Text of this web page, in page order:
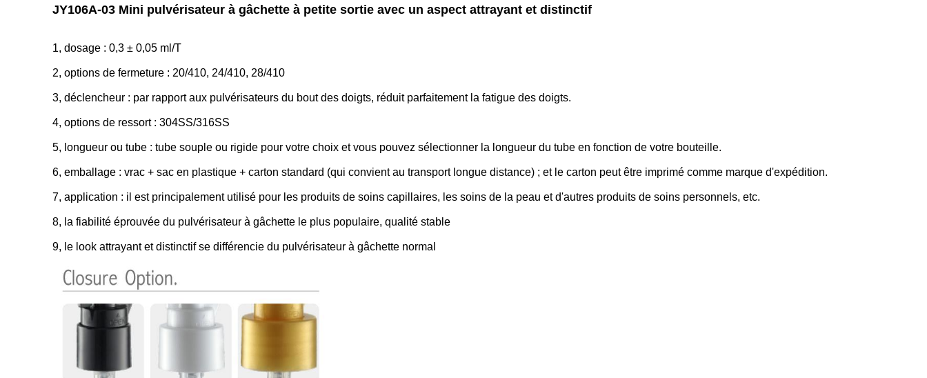
JY106A-03 Mini pulvérisateur à gâchette à petite sortie avec un aspect attrayant et distinctif
1, dosage : 0,3 ± 0,05 ml/T
2, options de fermeture : 20/410, 24/410, 28/410
3, déclencheur : par rapport aux pulvérisateurs du bout des doigts, réduit parfaitement la fatigue des doigts.
4, options de ressort : 304SS/316SS
5, longueur ou tube : tube souple ou rigide pour votre choix et vous pouvez sélectionner la longueur du tube en fonction de votre bouteille.
6, emballage : vrac + sac en plastique + carton standard (qui convient au transport longue distance) ; et le carton peut être imprimé comme marque d'expédition.
7, application : il est principalement utilisé pour les produits de soins capillaires, les soins de la peau et d'autres produits de soins personnels, etc.
8, la fiabilité éprouvée du pulvérisateur à gâchette le plus populaire, qualité stable
9, le look attrayant et distinctif se différencie du pulvérisateur à gâchette normal